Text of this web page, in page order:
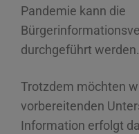
Pandemie kann die
durchgeführt werden.
Trotzdem möchten
vorbereitenden
Information erfolgt